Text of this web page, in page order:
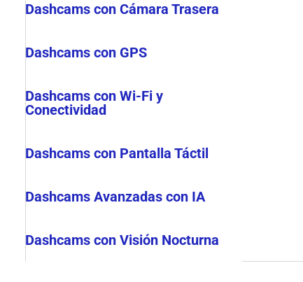
Dashcams con Cámara Trasera
Dashcams con GPS
Dashcams con Wi-Fi y
Conectividad
Dashcams con Pantalla Táctil
Dashcams Avanzadas con IA
Dashcams con Visión Nocturna